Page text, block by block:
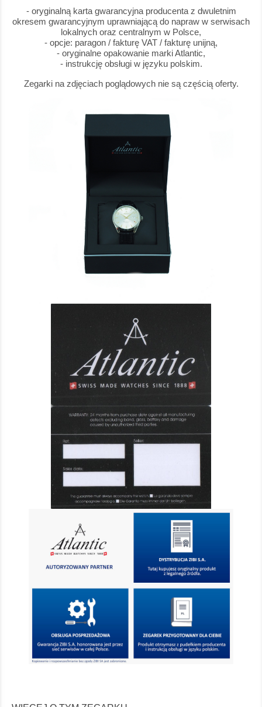
- oryginalną karta gwarancyjna producenta z dwuletnim
okresem gwarancyjnym uprawniającą do napraw w serwisach
lokalnych oraz centralnym w Polsce,
- opcje: paragon / fakturę VAT / fakturę unijną,
- oryginalne opakowanie marki Atlantic,
- instrukcję obsługi w języku polskim.
Zegarki na zdjęciach poglądowych nie są częścią oferty.